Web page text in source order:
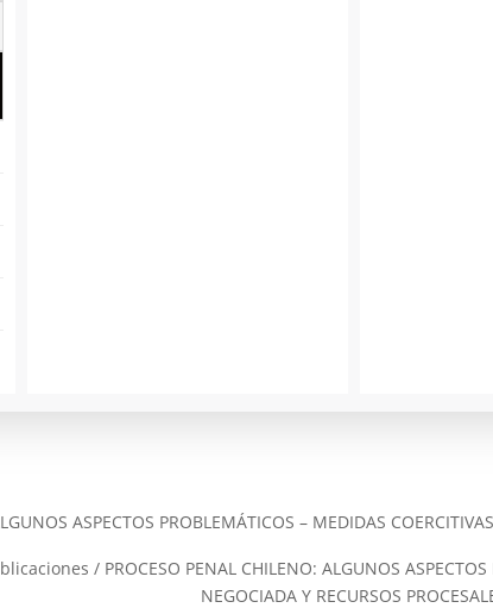
ASPECTOS PROBLEMÁTICOS – MEDIDAS
/ PROCESO PENAL CHILENO: ALGUNOS
NEGOCIADA Y RECURSOS